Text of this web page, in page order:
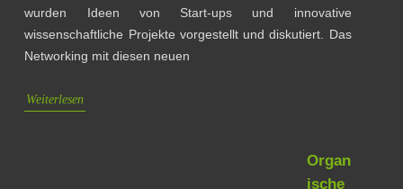
wurden Ideen von Start-ups und innovative
wissenschaftliche Projekte vorgestellt und diskutiert. Das
Networking mit diesen neuen
Weiterlesen
Organ
ische